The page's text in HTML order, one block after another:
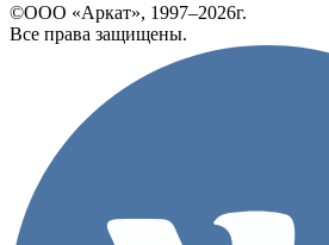
©ООО «Аркат», 1997–2026г.
Все права защищены.